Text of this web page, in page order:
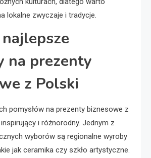
lokalne zwyczaje i tradycje.
na prezenty
z Polski
pomysłów na prezenty biznesowe z
i różnorodny. Jednym z
wyborów są regionalne wyroby
jak ceramika czy szkło artystyczne.